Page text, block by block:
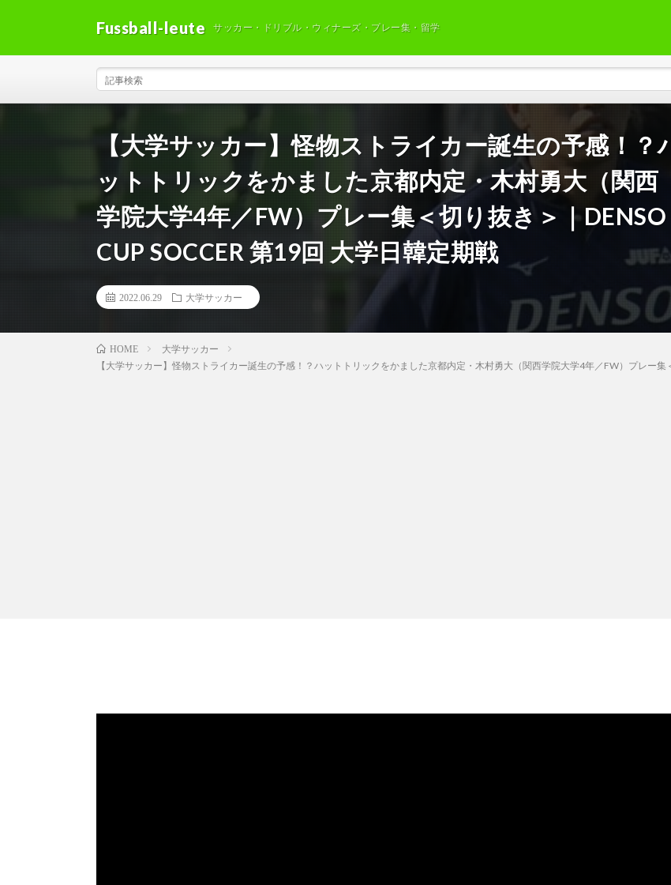
Fussball-leute サッカー・ドリブル・ウィナーズ・プレー集・留学
【大学サッカー】怪物ストライカー誕生の予感！？
ットトリックをかました京都内定・木村勇大（関西
学院大学4年／FW）プレー集＜切り抜き＞｜DENSO
CUP SOCCER 第19回 大学日韓定期戦
2022.06.29 大学サッカー
HOME
大学サッカー
【大学サッカー】怪物ストライカー誕生の予感！？ハットトリックをかました京都内定・木村勇大（関西学院大学4年／FW）プレー集